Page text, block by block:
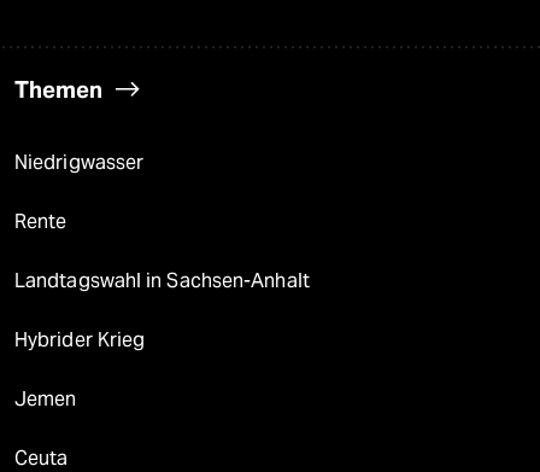
Themen
Niedrigwasser
Rente
Landtagswahl in Sachsen-Anhalt
Hybrider Krieg
Jemen
Ceuta